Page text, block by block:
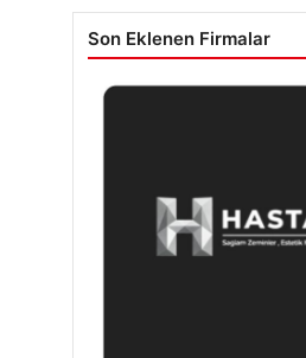
Son Eklenen Firmalar